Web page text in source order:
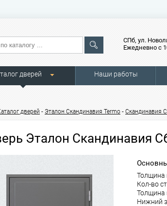
СПб, ул.
Ежедневно с
дверей Наши работы
дверей - Эталон Скандинавия Termo - Скандинавия
Эталон Скандинавия
Толщина
Кол-во
Толщина
Нижний